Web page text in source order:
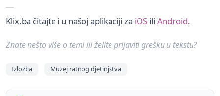
Klix.ba čitajte i u našoj aplikaciji za iOS ili Android.
Znate nešto više o temi ili želite prijaviti grešku u tekstu?
Izlozba Muzej ratnog djetinjstva